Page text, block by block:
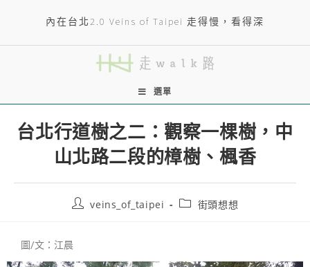
內在台北2.0 Veins of Taipei 走得慢，看得深
選單
台北行道樹之二：觀察一棵樹，中
山北路二段的樟樹、楓香
veins_of_taipei 街頭想想
圖/文：江晨